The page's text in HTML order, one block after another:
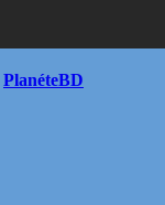
PlanéteBD